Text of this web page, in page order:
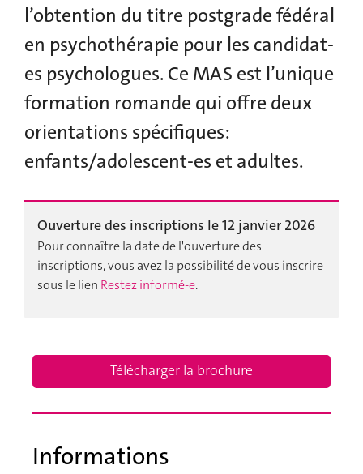
l’obtention du titre postgrade fédéral
en psychothérapie pour les candidat-
es psychologues. Ce MAS est l’unique
formation romande qui offre deux
orientations spécifiques:
enfants/adolescent-es et adultes.
Ouverture des inscriptions le 12 janvier 2026
Pour connaître la date de l'ouverture des
inscriptions, vous avez la possibilité de vous inscrire
sous le lien Restez informé-e.
Télécharger la brochure
Informations